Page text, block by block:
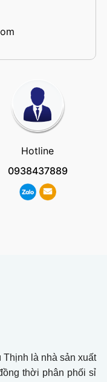
Hotline
0938437889
Thịnh là nhà sản xuất
thời phân phối sỉ